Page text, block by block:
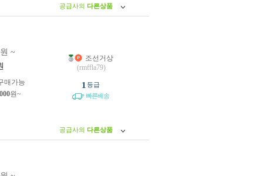
공급사의 다른상품
~
매가능
원~
조선거상
(rmffla79)
1 등급
빠른배송
공급사의 다른상품